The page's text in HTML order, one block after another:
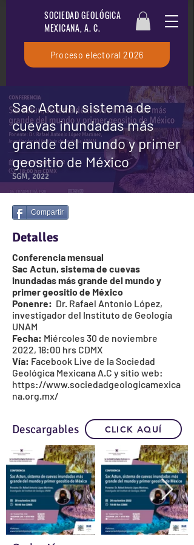
SOCIEDAD GEOLÓGICA
MEXICANA, A. C.
Proceso electoral 2026
Sac Actun, sistema de
cuevas inundadas más
grande del mundo y primer
geositio de México
SGM, 2022
Compartir
Detalles
Conferencia mensual
Sac Actun, sistema de cuevas
inundadas más grande del mundo y
primer geositio de México
Ponenre: Dr. Rafael Antonio López,
investigador del Instituto de Geología
UNAM
Fecha: Miércoles 30 de noviembre
2022, 18:00 hrs CDMX
Vía: Facebook Live de laSociedad
Geológica Mexicana A.C y sitio web:
https://www.sociedadgeologicamexica
na.org.mx/
Descargables CLICK AQUÍ